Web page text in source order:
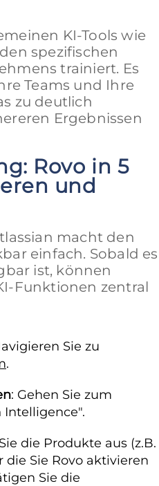
KI-Tools wie
spezifischen
trainiert. Es
Teams und Ihre
zu deutlich
Ergebnissen
Rovo in 5
und
macht den
einfach. Sobald es
ist, können
Funktionen zentral
Sie zu
.
: Gehen Sie zum
Intelligence".
die Produkte aus (z.B.
die Sie Rovo aktivieren
Sie die